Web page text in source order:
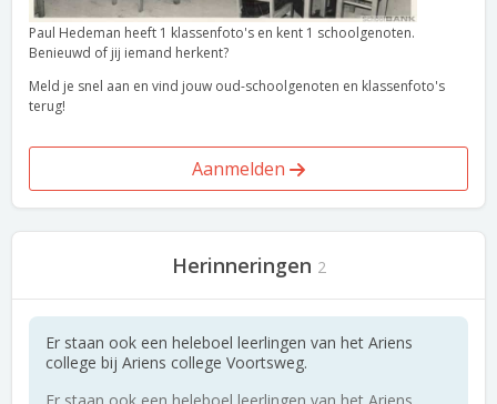
Paul Hedeman heeft 1 klassenfoto's en kent 1 schoolgenoten.
Benieuwd of jij iemand herkent?
Meld je snel aan en vind jouw oud-schoolgenoten en klassenfoto's
terug!
Aanmelden
Herinneringen 2
Er staan ook een heleboel leerlingen van het Ariens
college bij Ariens college Voortsweg.